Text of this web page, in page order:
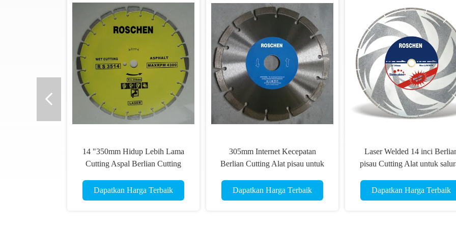
Profesional Berlian Cutting Alat 9
inch Cutting Blade untuk aspal /
Dapatkan Harga Terbaik
Ø12 "14" 16 "18" Berlian Cutting
Tools Tersusun Pola Konstruksi
Dapatkan Harga Terbaik
Batu Inti Bor Bits 2
Tools Cutting untuk presisi /
Dapatkan Harga Terbaik